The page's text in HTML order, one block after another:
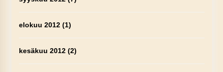
elokuu 2012(1)
kesäkuu 2012(2)